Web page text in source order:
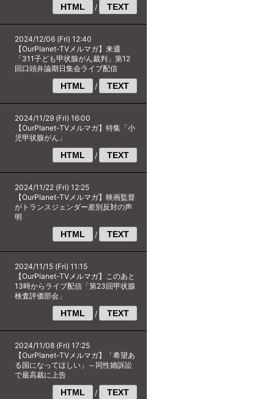
HTML / TEXT
2024/12/06 (Fri) 12:40
【OurPlanet-TVメルマガ】来週
「311子ども甲状腺がん裁判」第12
回口頭弁論期日集会ライブ配信
HTML / TEXT
2024/11/29 (Fri) 16:00
【OurPlanet-TVメルマガ】特集「小
児甲状腺がん」
HTML / TEXT
2024/11/22 (Fri) 12:25
【OurPlanet-TVメルマガ】映画監督
がトランスジェンダー差別反対の声
明
HTML / TEXT
2024/11/15 (Fri) 11:15
【OurPlanet-TVメルマガ】このあと
13時からライブ配信「第23回甲状腺
検査評価部会」
HTML / TEXT
2024/11/08 (Fri) 17:25
【OurPlanet-TVメルマガ】「希望あ
る国になってほしい」～同性婚訴訟
で最高裁に上告
HTML / TEXT